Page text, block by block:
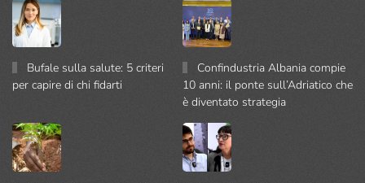
Bufale sulla salute: 5 criteri
per capire di chi fidarti
Confindustria Albania compie
10 anni: il ponte sull’Adriatico che
è diventato strategia